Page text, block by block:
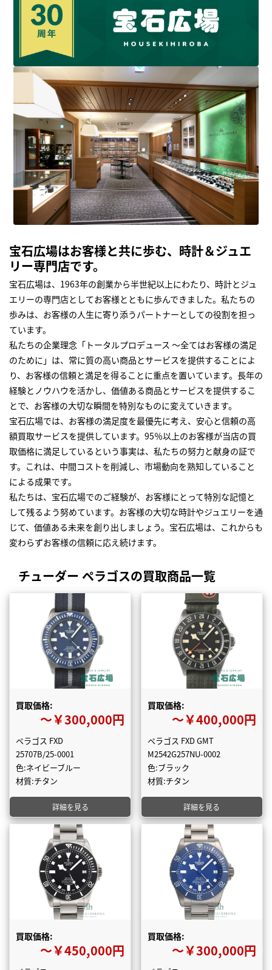
宝石広場はお客様と共に歩む、時計＆ジュエ
リー専門店です。
宝石広場は、1963年の創業から半世紀以上にわたり、時計とジュ
エリーの専門店としてお客様とともに歩んできました。私たちの
歩みは、お客様の人生に寄り添うパートナーとしての役割を担っ
ています。
私たちの企業理念「トータルプロデュース ～全てはお客様の満足
のために」は、常に質の高い商品とサービスを提供することによ
り、お客様の信頼と満足を得ることに重点を置いています。長年の
経験とノウハウを活かし、価値ある商品とサービスを提供するこ
とで、お客様の大切な瞬間を特別なものに変えていきます。
宝石広場では、お客様の満足度を最優先に考え、安心と信頼の高
額買取サービスを提供しています。95％以上のお客様が当店の買
取価格に満足しているという事実は、私たちの努力と献身の証で
す。これは、中間コストを削減し、市場動向を熟知していること
による成果です。
私たちは、宝石広場でのご経験が、お客様にとって特別な記憶と
して残るよう努めています。お客様の大切な時計やジュエリーを通
じて、価値ある未来を創り出しましょう。宝石広場は、これからも
変わらずお客様の信頼に応え続けます。
チューダー ペラゴスの買取商品一覧
買取価格:
〜￥300,000円
ペラゴス FXD
25707B/25-0001
色:ネイビーブルー
材質:チタン
詳細を見る
買取価格:
〜￥400,000円
ペラゴス FXD GMT
M2542G257NU-0002
色:ブラック
材質:チタン
詳細を見る
買取価格:
〜￥450,000円
買取価格:
〜￥300,000円